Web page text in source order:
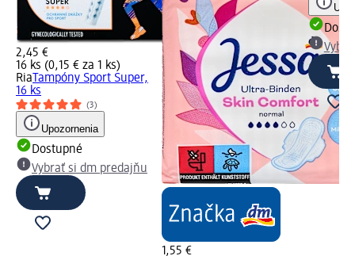
2,45 €
16 ks (0,15 € za 1 ks)
Ria Tampóny Sport Super,
16 ks
(3)
Upozornenia
Dostupné
Vybrať si dm predajňu
1,55 €